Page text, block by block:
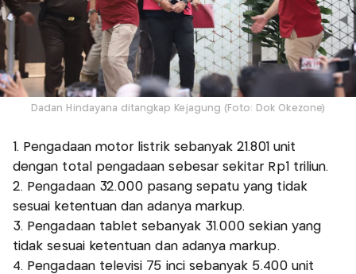
Dadan Hindayana ditangkap Kejagung (Foto: Dok Okezone)
1. Pengadaan motor listrik sebanyak 21.801 unit
dengan total pengadaan sebesar sekitar Rp1 triliun.
2. Pengadaan 32.000 pasang sepatu yang tidak
sesuai ketentuan dan adanya markup.
3. Pengadaan tablet sebanyak 31.000 sekian yang
tidak sesuai ketentuan dan adanya markup.
4. Pengadaan televisi 75 inci sebanyak 5.400 unit